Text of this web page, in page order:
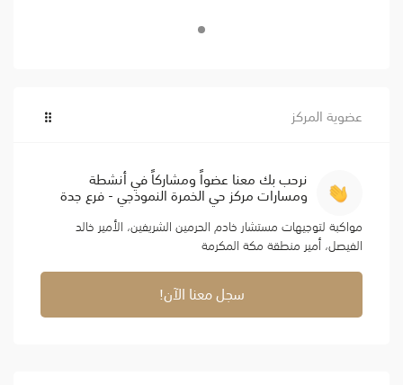
عضوية المركز
نرحب بك معنا عضواً ومشاركاً في أنشطة
ومسارات مركز حي الخمرة النموذجي - فرع جدة
مواكبة لتوجيهات مستشار خادم الحرمين الشريفين، الأمير خالد
الفيصل، أمير منطقة مكة المكرمة
سجل معنا الآن!